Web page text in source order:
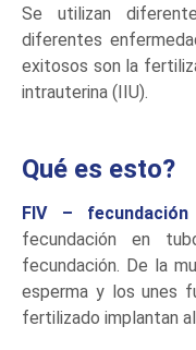
Se utilizan
diferentes
exitosos son la
intrauterina (IIU).
Qué es esto?
FIV –
fecundación en
fecundación. De la
esperma y los unes
fertilizado implantan